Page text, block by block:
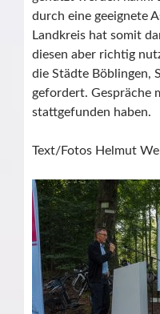
durch eine geeignete
Landkreis hat somit
diesen aber richtig
die Städte Böblingen,
gefordert. Gespräche
stattgefunden haben.
Text/Fotos Helmut